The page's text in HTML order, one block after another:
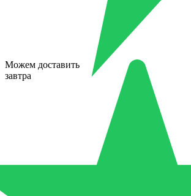
Можем доставить
завтра